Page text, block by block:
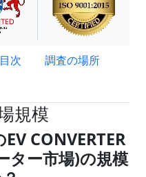
目次
調査の場所
規模
CONVERTER
ター市場)の規模